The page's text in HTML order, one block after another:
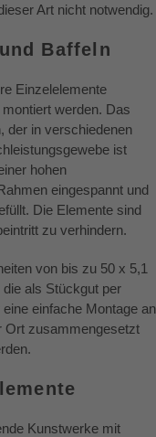
Art nicht notwendig.
Baffeln
Einzelelemente
werden. Das
der in verschiedenen
ist
hohen
eingespannt und
Die Elemente sind
zu verhindern.
von bis zu 50 x 5,1
als Stückgut per
einfache Montage an
Ort zusammengesetzt
Kunstwerke mit